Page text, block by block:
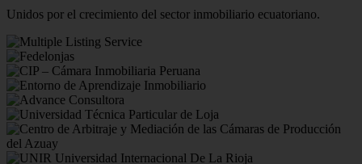
Unidos por el crecimiento del sector inmobiliario ecuatoriano.